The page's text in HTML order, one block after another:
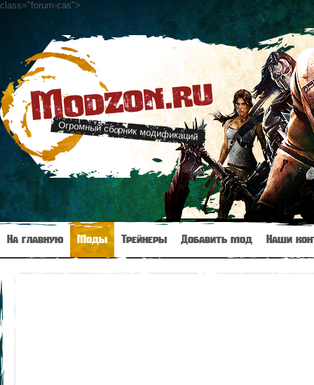
class="forum-cas">
Modzon.ru
Огромный сборник модификаций
На главную Моды Трейнеры Добавить мод Наши